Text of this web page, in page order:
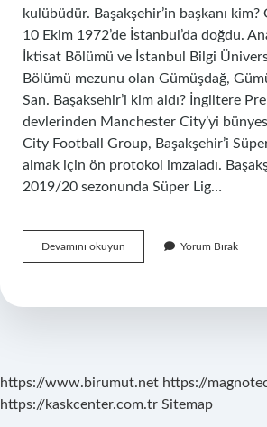
kulübüdür. Başakşehir’in başkanı kim?
10 Ekim 1972’de İstanbul’da doğdu.
İktisat Bölümü ve İstanbul Bilgi
Bölümü mezunu olan Gümüşdağ,
San. Başaksehir’i kim aldı? İngiltere
devlerinden Manchester City’yi
City Football Group, Başakşehir’i Süper
almak için ön protokol imzaladı.
2019/20 sezonunda Süper Lig…
Devamını okuyun Başakşehiri
Kim
Yorum Bırak
https://www.birumut.net https://
https://kaskcenter.com.tr Sitemap